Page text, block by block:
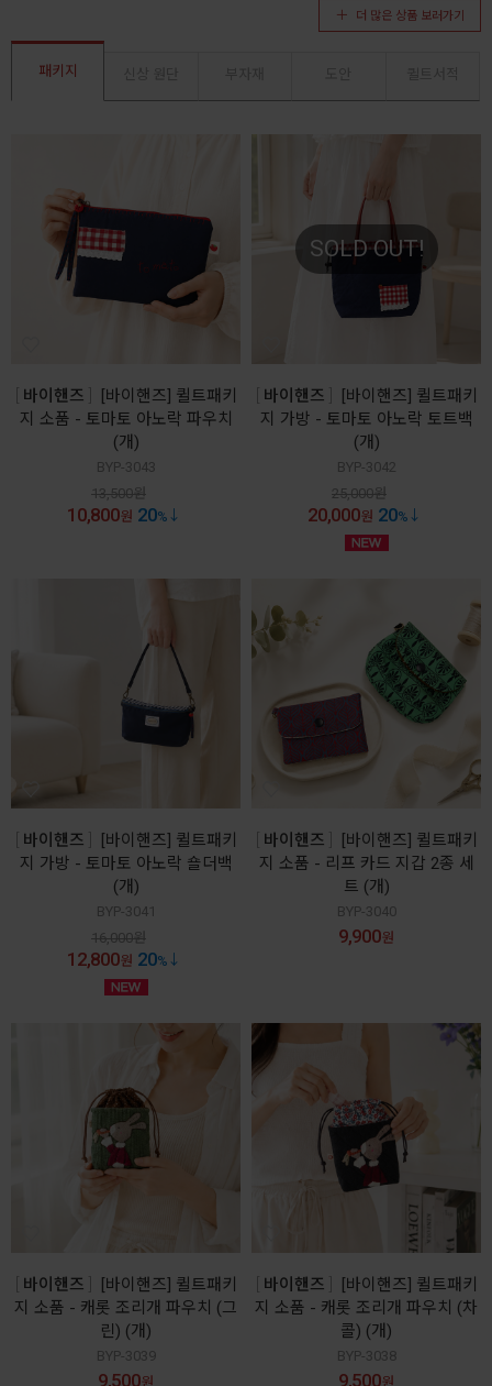
더 많은 상품 보러가기
패키지
바이핸즈
[바이핸즈] 퀼트패키
지 소품 - 토마토 아노락 파우치
(개)
BYP-3043
13,500원
10,800원 20%
SOLD OUT!
바이핸즈
[바이핸즈] 퀼트패키
지 가방 - 토마토 아노락 토트백
(개)
BYP-3042
25,000원
20,000원 20%
바이핸즈
[바이핸즈] 퀼트패키
지 가방 - 토마토 아노락 숄더백
(개)
BYP-3041
16,000원
12,800원 20%
바이핸즈
[바이핸즈] 퀼트패키
지 소품 - 리프 카드 지갑 2종 세
트 (개)
BYP-3040
9,900원
바이핸즈
[바이핸즈] 퀼트패키
지 소품 - 캐롯 조리개 파우치 (그
린) (개)
BYP-3039
9,500원
바이핸즈
[바이핸즈] 퀼트패키
지 소품 - 캐롯 조리개 파우치 (차
콜) (개)
BYP-3038
9,500원